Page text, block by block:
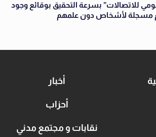
للاتصالات” بسرعة التحقيق بوقائع وجود
مسجلة لأشخاص دون علمهم
أخبار
أحزاب
نقابات و مجتمع مدني